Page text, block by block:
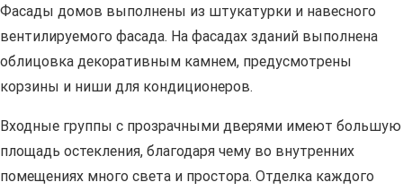
Фасады домов выполнены из штукатурки и навесного
вентилируемого фасада. На фасадах зданий выполнена
облицовка декоративным камнем, предусмотрены
корзины и ниши для кондиционеров.
Входные группы с прозрачными дверями имеют большую
площадь остекления, благодаря чему во внутренних
помещениях много света и простора. Отделка каждого